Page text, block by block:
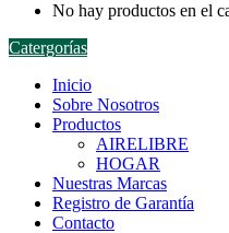
No hay productos en el
Catergorías
Inicio
Sobre Nosotros
Productos
AIRELIBRE
HOGAR
Nuestras Marcas
Registro de Garantía
Contacto